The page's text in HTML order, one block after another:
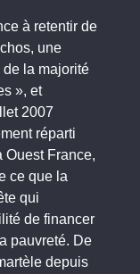
à retentir de
une
de la majorité
», et
2007
réparti
France,
ce que la
qui
de financer
pauvreté. De
depuis